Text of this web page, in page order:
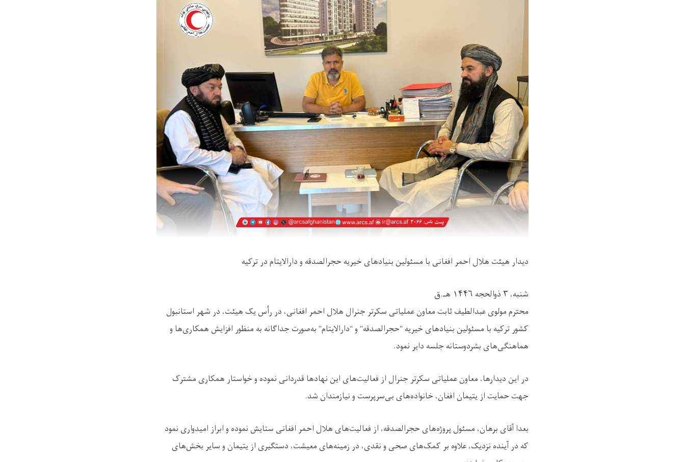
دیدار هیئت هلال احمر افغانی با مسئولین بنیادهای خیریه حجرالصدقه و دارالایتام در ترکیه
شنبه، ۳ ذوالحجه ۱۴۴۶ هـ.ق
محترم مولوی عبدالطیف ثابت معاون عملیاتی سکرتر جنرال هلال احمر افغانی، در رأس یک هیئت، در شهر استانبول
کشور ترکیه با مسئولین بنیادهای خیریه "حجرالصدقه" و "دارالایتام" به‌صورت جداگانه به منظور افزایش همکاری‌ها و
هماهنگی‌های بشردوستانه جلسه داير نمود.
در این دیدارها، معاون عملیاتی سکرتر جنرال از فعالیت‌های این نهادها قدردانی نموده و خواستار همکاری مشترک
جهت حمایت از یتیمان افغان، خانواده‌های بی‌سرپرست و نیازمندان شد.
بعدا آقای برهان، مسئول پروژه‌های حجرالصدقه، از فعالیت‌های هلال احمر افغانی ستایش نموده و ابراز امیدواری نمود
که در آینده نزدیک، علاوه بر کمک‌های صحی و نقدی، در زمینه‌های معیشت، دستگیری از یتیمان و سایر بخش‌های